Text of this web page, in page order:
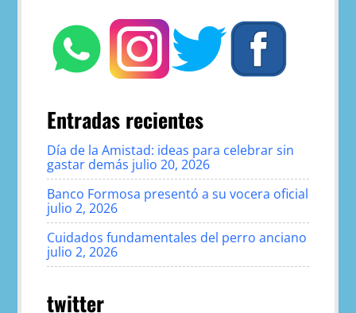
Entradas recientes
Día de la Amistad: ideas para celebrar sin
gastar demás julio 20, 2026
Banco Formosa presentó a su vocera oficial
julio 2, 2026
Cuidados fundamentales del perro anciano
julio 2, 2026
twitter